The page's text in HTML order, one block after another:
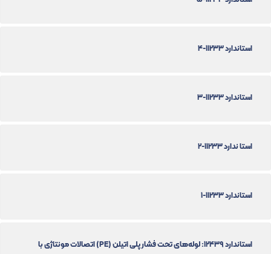
استاندارد 11233-4
استاندارد 11233-3
استا ندارد 11233-2
استاندارد 11233-1
استاندارد 12439: لوله‌های تحت فشار پلی اتیلن (PE) اتصالات مونتاژی با